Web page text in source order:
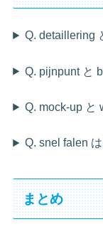
Q. detaillering
Q. pijnpunt と
Q. mock-up と
Q. snel falen
まとめ